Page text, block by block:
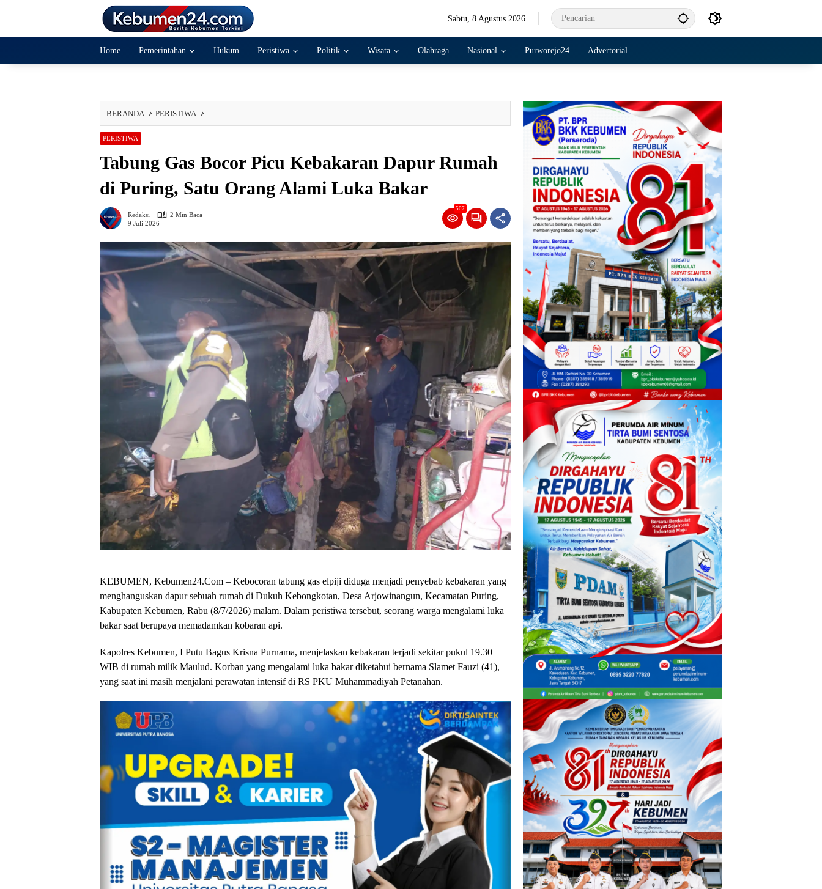
Sabtu, 8 Agustus 2026
Home Pemerintahan Hukum Peristiwa Politik Wisata Olahraga Nasional Purworejo24 Advertorial
BERANDA PERISTIWA
PERISTIWA
Tabung Gas Bocor Picu Kebakaran Dapur Rumah
di Puring, Satu Orang Alami Luka Bakar
Redaksi
2 Min Baca
9 Juli 2026
507
KEBUMEN, Kebumen24.Com – Kebocoran tabung gas elpiji diduga menjadi penyebab kebakaran yang
menghanguskan dapur sebuah rumah di Dukuh Kebongkotan, Desa Arjowinangun, Kecamatan Puring,
Kabupaten Kebumen, Rabu (8/7/2026) malam. Dalam peristiwa tersebut, seorang warga mengalami luka
bakar saat berupaya memadamkan kobaran api.
Kapolres Kebumen, I Putu Bagus Krisna Purnama, menjelaskan kebakaran terjadi sekitar pukul 19.30
WIB di rumah milik Maulud. Korban yang mengalami luka bakar diketahui bernama Slamet Fauzi (41),
yang saat ini masih menjalani perawatan intensif di RS PKU Muhammadiyah Petanahan.